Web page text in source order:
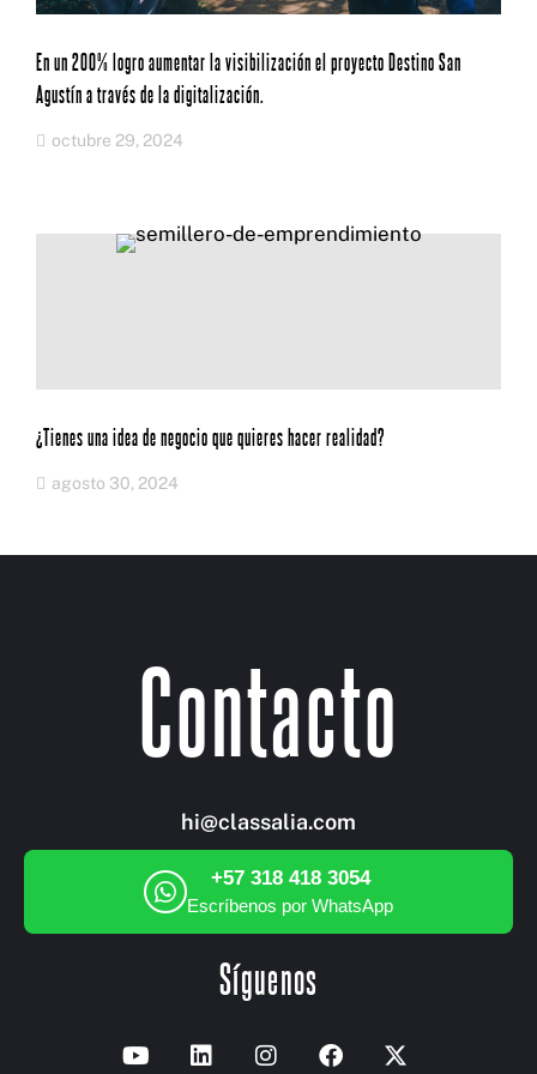
En un 200% logro aumentar la visibilización el proyecto Destino San
Agustín a través de la digitalización.
octubre 29, 2024
¿Tienes una idea de negocio que quieres hacer realidad?
agosto 30, 2024
Contacto
hi@classalia.com
+57 318 418 3054
Escríbenos por WhatsApp
Síguenos